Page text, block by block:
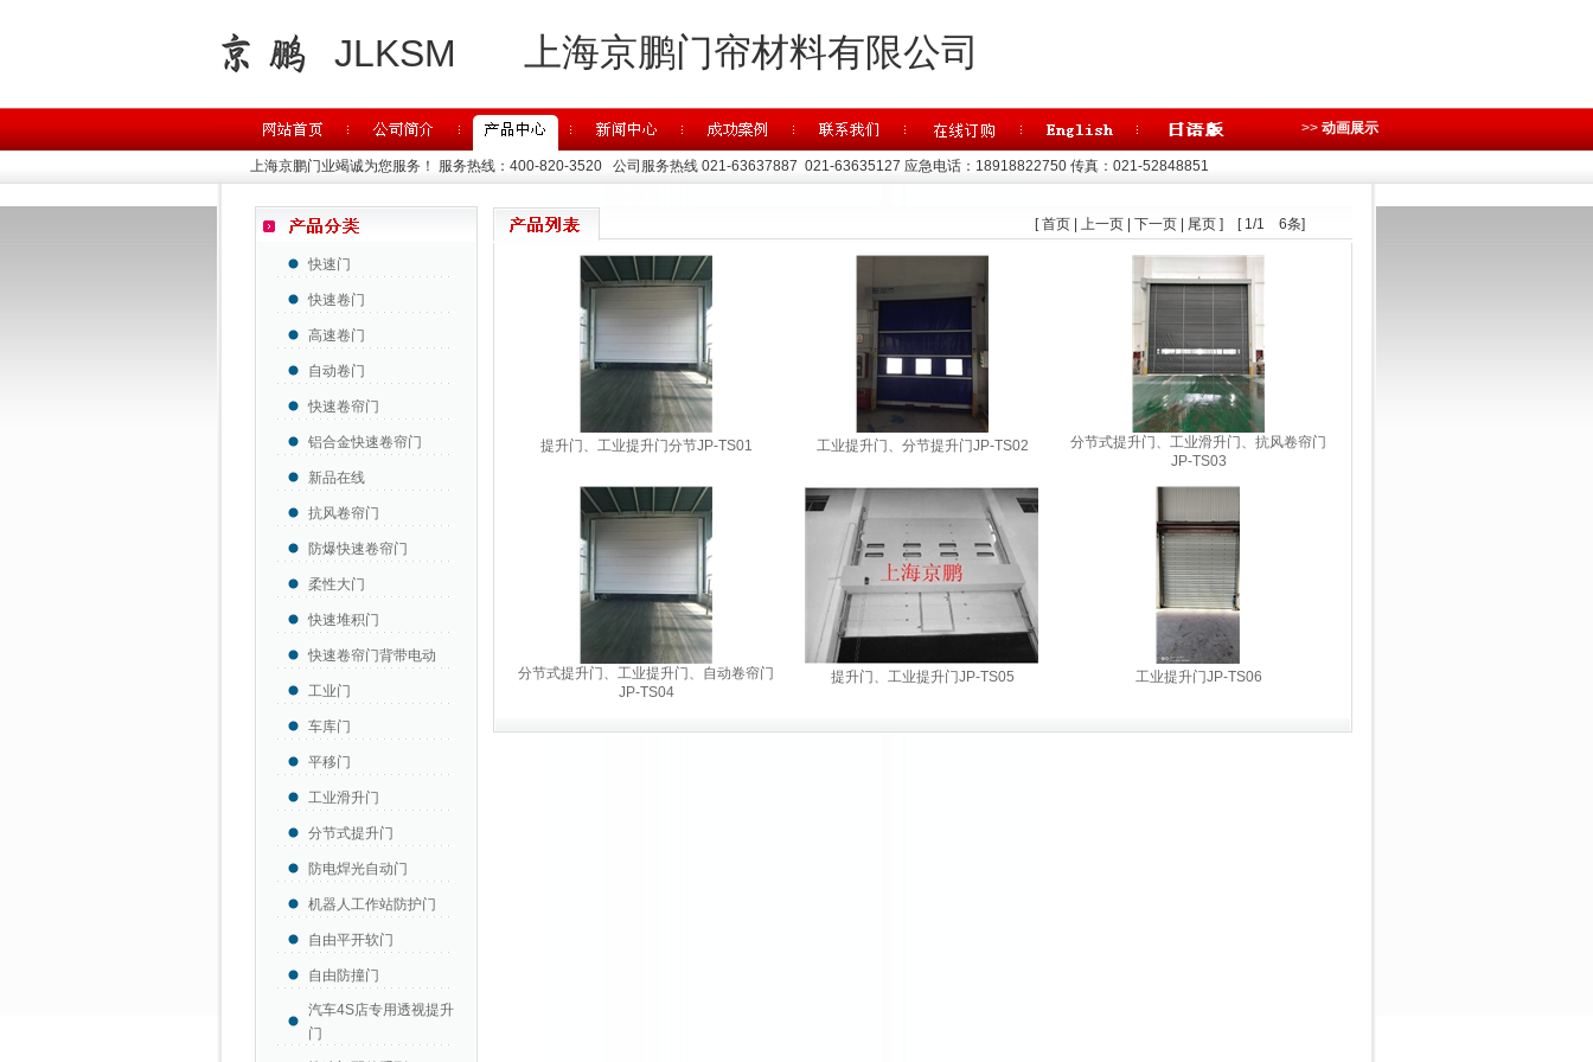
JLKSM 上海京鹏门帘材料有限公司
>> 动画展示
上海京鹏门业竭诚为您服务！ 服务热线：400-820-3520 公司服务热线 021-63637887 021-63635127 应急电话：18918822750传真：021-52848851
快速门
快速卷门
高速卷门
自动卷门
快速卷帘门
铝合金快速卷帘门
新品在线
抗风卷帘门
防爆快速卷帘门
柔性大门
快速堆积门
快速卷帘门背带电动
工业门
车库门
平移门
工业滑升门
分节式提升门
防电焊光自动门
机器人工作站防护门
自由平开软门
自由防撞门
汽车4S店专用透视提升
门
[ 首页 | 上一页 | 下一页 | 尾页 ] [ 1/1 6条]
提升门、工业提升门分节JP-TS01 工业提升门、分节提升门JP-TS02
分节式提升门、工业滑升门、抗风卷帘门
JP-TS03
分节式提升门、工业提升门、自动卷帘门
JP-TS04
提升门、工业提升门JP-TS05 工业提升门JP-TS06